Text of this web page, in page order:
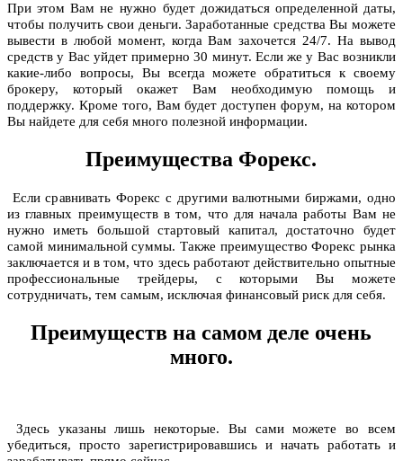
При этом Вам не нужно будет дожидаться определенной даты,
чтобы получить свои деньги. Заработанные средства Вы можете
вывести в любой момент, когда Вам захочется 24/7. На вывод
средств у Вас уйдет примерно 30 минут. Если же у Вас возникли
какие-либо вопросы, Вы всегда можете обратиться к своему
брокеру, который окажет Вам необходимую помощь и
поддержку. Кроме того, Вам будет доступен форум, на котором
Вы найдете для себя много полезной информации.
Преимущества Форекс.
Если сравнивать Форекс с другими валютными биржами, одно
из главных преимуществ в том, что для начала работы Вам не
нужно иметь большой стартовый капитал, достаточно будет
самой минимальной суммы. Также преимущество Форекс рынка
заключается и в том, что здесь работают действительно опытные
профессиональные трейдеры, с которыми Вы можете
сотрудничать, тем самым, исключая финансовый риск для себя.
Преимуществ на самом деле очень
много.
Здесь указаны лишь некоторые. Вы сами можете во всем
убедиться, просто зарегистрировавшись и начать работать и